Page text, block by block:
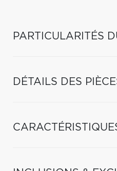
PARTICULARITÉS
DÉTAILS DES